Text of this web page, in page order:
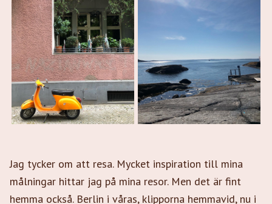
Jag tycker om att resa. Mycket inspiration till mina
målningar hittar jag på mina resor. Men det är fint
hemma också. Berlin i våras, klipporna hemmavid, nu i